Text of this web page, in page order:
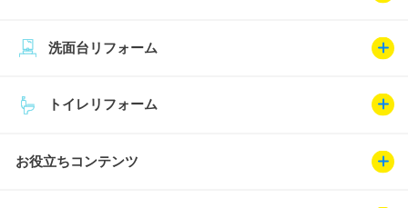
トイレリフォーム
洗面台リフォーム
お役立ちコンテンツ